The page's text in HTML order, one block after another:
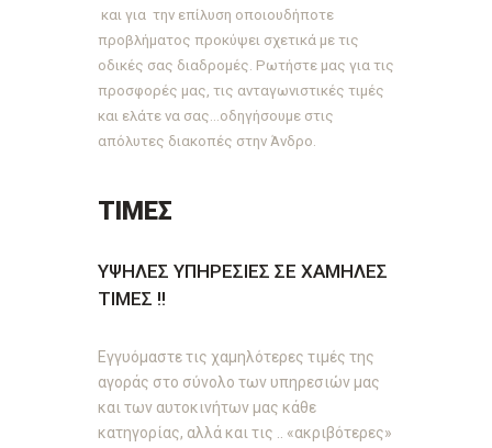
και για την επίλυση οποιουδήποτε
προβλήματος προκύψει σχετικά με τις
οδικές σας διαδρομές. Ρωτήστε μας για τις
προσφορές μας, τις ανταγωνιστικές τιμές
και ελάτε να σας…οδηγήσουμε στις
απόλυτες διακοπές στην Άνδρο.
ΤΙΜΕΣ
ΥΨΗΛΕΣ ΥΠΗΡΕΣΙΕΣ ΣΕ ΧΑΜΗΛΕΣ
ΤΙΜΕΣ !!
Εγγυόμαστε τις χαμηλότερες τιμές της
αγοράς στο σύνολο των υπηρεσιών μας
και των αυτοκινήτων μας κάθε
κατηγορίας, αλλά και τις .. «ακριβότερες»